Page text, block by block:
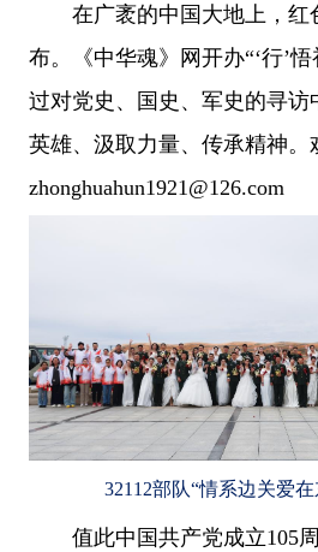
在广袤的中国大地上，红
布。《中华魂》网开办“‘行’
过对党史、国史、军史的寻访
英雄、汲取力量、传承精神。
zhonghuahun1921@126.com
32112部队“情系边关爱
值此中国共产党成立105